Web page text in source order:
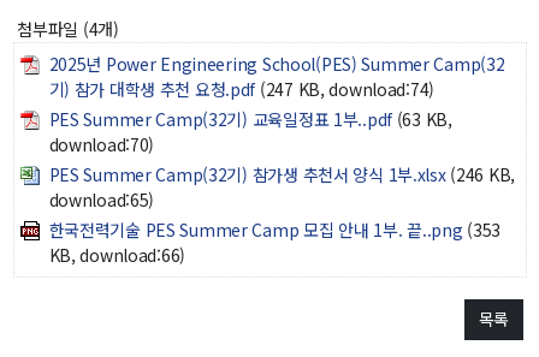
커뮤니티
입시
학사
취업ㆍ진로
장학
행사
첨부파일 (4개)
2025년 Power Engineering School(PES) Summer Camp(32
기) 참가 대학생 추천 요청.pdf (247 KB, download:74)
PES Summer Camp(32기) 교육일정표 1부..pdf (63 KB,
download:70)
PES Summer Camp(32기) 참가생 추천서 양식 1부.xlsx (246 KB,
download:65)
한국전력기술 PES Summer Camp 모집 안내 1부. 끝..png (353
KB, download:66)
목록